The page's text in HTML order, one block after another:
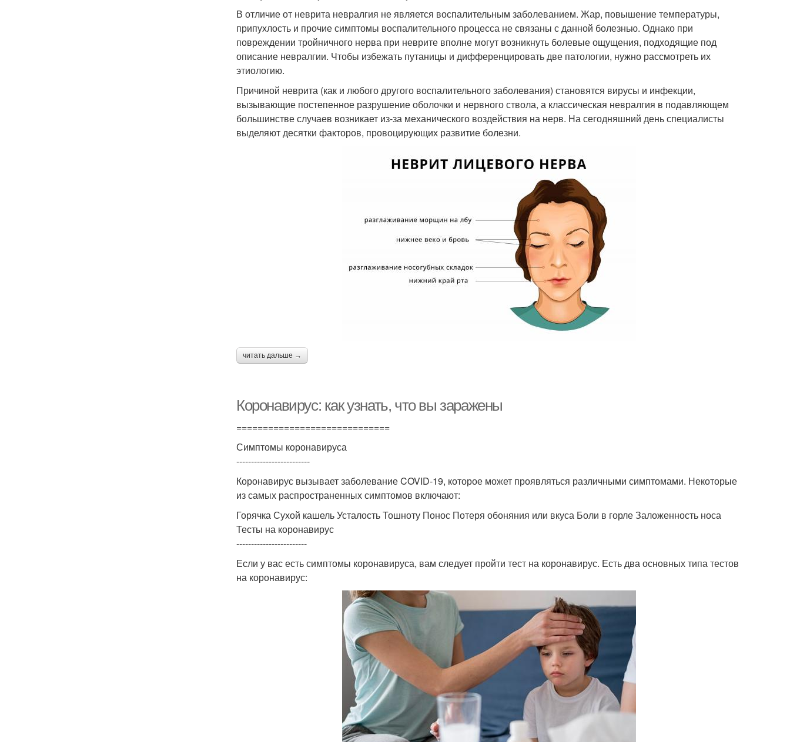
В отличие от неврита невралгия не является воспалительным заболеванием. Жар, повышение температуры,
припухлость и прочие симптомы воспалительного процесса не связаны с данной болезнью. Однако при
повреждении тройничного нерва при неврите вполне могут возникнуть болевые ощущения, подходящие под
описание невралгии. Чтобы избежать путаницы и дифференцировать две патологии, нужно рассмотреть их
этиологию.
Причиной неврита (как и любого другого воспалительного заболевания) становятся вирусы и инфекции,
вызывающие постепенное разрушение оболочки и нервного ствола, а классическая невралгия в подавляющем
большинстве случаев возникает из-за механического воздействия на нерв. На сегодняшний день специалисты
выделяют десятки факторов, провоцирующих развитие болезни.
читать дальше →
Коронавирус: как узнать, что вы заражены
=============================
Симптомы коронавируса
-------------------------
Коронавирус вызывает заболевание COVID-19, которое может проявляться различными симптомами. Некоторые
из самых распространенных симптомов включают:
Горячка Сухой кашель Усталость Тошноту Понос Потеря обоняния или вкуса Боли в горле Заложенность носа
Тесты на коронавирус
------------------------
Если у вас есть симптомы коронавируса, вам следует пройти тест на коронавирус. Есть два основных типа тестов
на коронавирус: